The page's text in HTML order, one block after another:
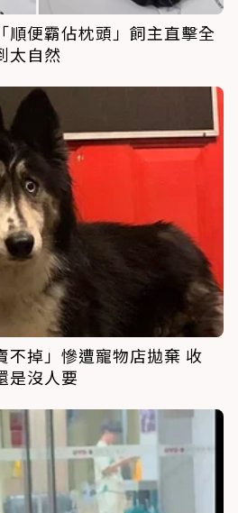
順便霸佔枕頭」飼主直擊全
太自然
不掉」慘遭寵物店拋棄 收
是沒人要